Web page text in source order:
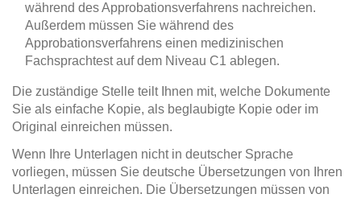
während des Approbationsverfahrens nachreichen.
Außerdem müssen Sie während des
Approbationsverfahrens einen medizinischen
Fachsprachtest auf dem Niveau C1 ablegen.
Die zuständige Stelle teilt Ihnen mit, welche Dokumente
Sie als einfache Kopie, als beglaubigte Kopie oder im
Original einreichen müssen.
Wenn Ihre Unterlagen nicht in deutscher Sprache
vorliegen, müssen Sie deutsche Übersetzungen von Ihren
Unterlagen einreichen. Die Übersetzungen müssen von